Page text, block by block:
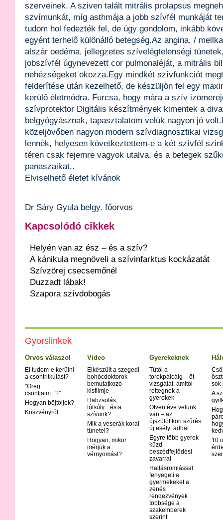
szerveinek. A sziven talált mitrális prolapsus
szvímunkát, míg asthmája a jobb szívfél munkáját
tudom hol fedezték fel, de úgy gondolom, inkább
egyént terhelő különálló betegség.Az angina, /
alszár oedéma, jellegzetes szívelégtelenségi
jobszívfél úgynevezett cor pulmonaléját, a mitrális
nehézségeket okozza.Egy mindkét szívfunkciót
felderítése után kezelhető, de készüljön fel egy
kerülő életmódra. Furcsa, hogy mára a szív
szívprotektor Digitális készítmények kimentek a
belgyógyásznak, tapasztalatom velük nagyon jó
közeljövőben nagyon modern szívdiagnosztikai
lennék, helyesen következtettem-e a két szívfél
téren csak fejemre vagyok utalva, és a betegek
panaszaikat..
Elviselhető életet kívánok
Dr Sáry Gyula belgy. főorvos
Kapcsolódó cikkek
Helyén van az ész – és a szív?
A kánikula megnöveli a szívinfarktus kockázatát
Szívzörej csecsemőnél
Duzzadt lábak!
Szapora szívdobogás
Gyorslinkek
Orvos válaszol
El tudom-e kerülni
a csontritkulást?
"Öreg
csontjaim...?"
Hogyan böjtöljek?
Köszvényről
Video
Elkészült a szegedi
bohócdoktorok
bemutatkozó
kisfilmje
Habzsolás,
túlsúly... és a
szívünk?
Mik a veserák korai
tünetei?
Hogyan, mikor
mérjük a
vérnyomást?
Gyerekeknek
Tűtől a
torokpálcáig – öt
vizsgálat, amitől
rettegnek a
gyerekek
Ötven éve velünk
van – az
újszülöttkori szűrés
új esélyt adhat
Egyre több gyerek
küzd
beszédfejlődési
zavarral
Hallásromlással
fenyegeti a
gyermekeket a
zenés
rendezvények
többsége a
szakemberek
szerint
sok
A
10